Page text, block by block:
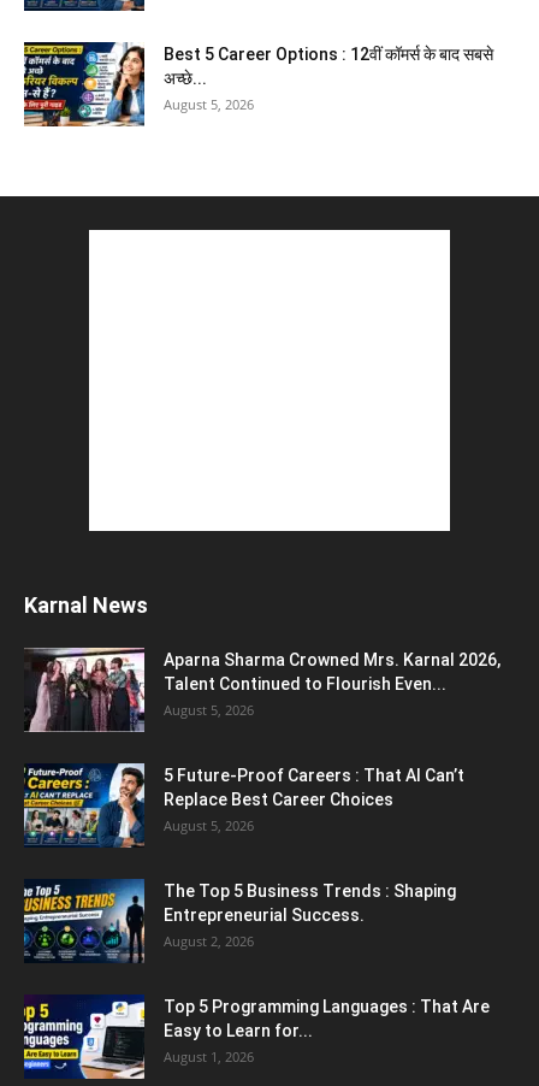
Best 5 Career Options : 12वीं कॉमर्स के बाद सबसे
अच्छे...
August 5, 2026
Karnal News
Aparna Sharma Crowned Mrs. Karnal 2026,
Talent Continued to Flourish Even...
August 5, 2026
5 Future-Proof Careers : That AI Can’t
Replace Best Career Choices
August 5, 2026
The Top 5 Business Trends : Shaping
Entrepreneurial Success.
August 2, 2026
Top 5 Programming Languages : That Are
Easy to Learn for...
August 1, 2026